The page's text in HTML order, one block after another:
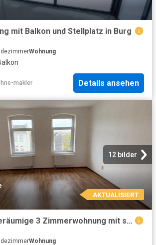
mit Balkon und Stellplatz in Burg
Wohnung
makler Details ansehen
12 bilder
AKTUALISIERT
Attraktive & geräumige 3 Zimmerwohnung mit separater Küche, Tageslichtbad mit Badewanne
Wohnung